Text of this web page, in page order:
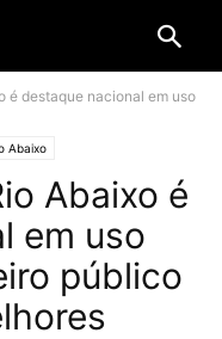
é destaque nacional em uso
Abaixo
Abaixo é
em uso
público